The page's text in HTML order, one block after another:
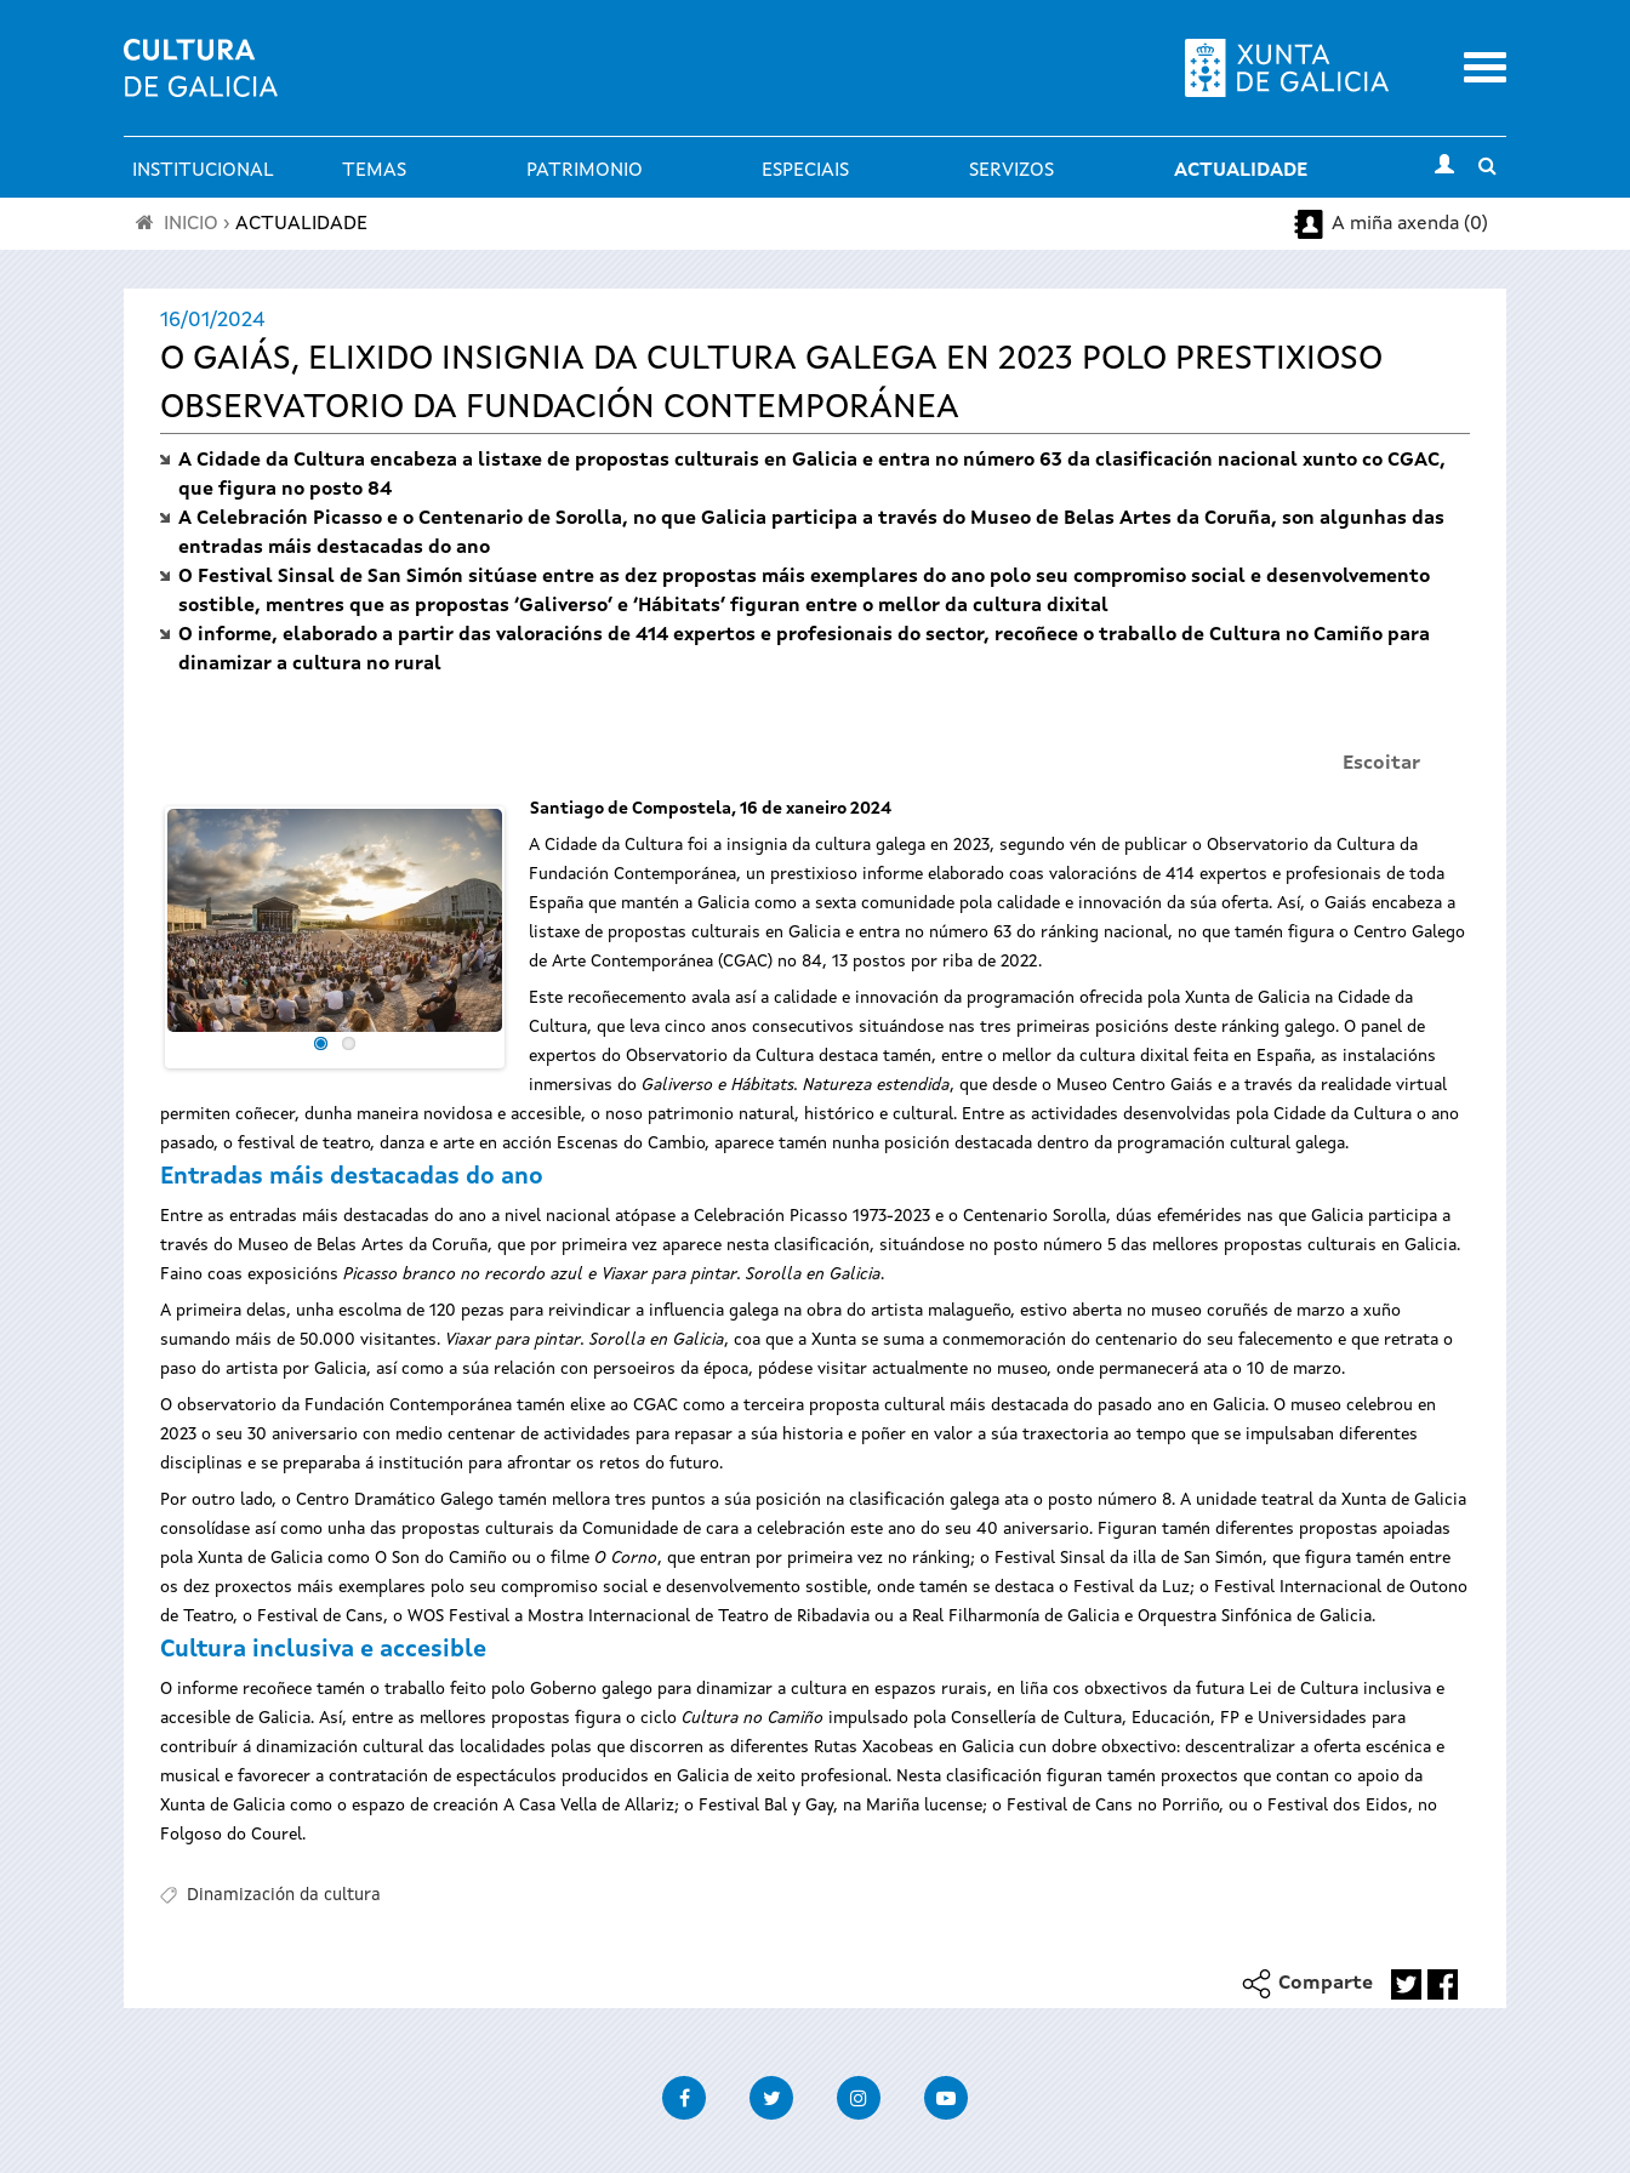
Menu
Menú
principal
INSTITUCIONAL TEMAS PATRIMONIO ESPECIAIS SERVIZOS ACTUALIDADE
search
está
INICIO › ACTUALIDADE A miña axenda (0)
16/01/2024
O GAIÁS, ELIXIDO INSIGNIA DA CULTURA GALEGA EN 2023 POLO PRESTIXIOSO
OBSERVATORIO DA FUNDACIÓN CONTEMPORÁNEA
A Cidade da Cultura encabeza a listaxe de propostas culturais en Galicia e entra no número 63 da clasificación nacional xunto co CGAC,
que figura no posto 84
A Celebración Picasso e o Centenario de Sorolla, no que Galicia participa a través do Museo de Belas Artes da Coruña, son algunhas das
entradas máis destacadas do ano
O Festival Sinsal de San Simón sitúase entre as dez propostas máis exemplares do ano polo seu compromiso social e desenvolvemento
sostible, mentres que as propostas ‘Galiverso’ e ‘Hábitats’ figuran entre o mellor da cultura dixital
O informe, elaborado a partir das valoracións de 414 expertos e profesionais do sector, recoñece o traballo de Cultura no Camiño para
dinamizar a cultura no rural
Escoitar
Santiago de Compostela, 16 de xaneiro 2024
A Cidade da Cultura foi a insignia da cultura galega en 2023, segundo vén de publicar o Observatorio da Cultura da
Fundación Contemporánea, un prestixioso informe elaborado coas valoracións de 414 expertos e profesionais de toda
España que mantén a Galicia como a sexta comunidade pola calidade e innovación da súa oferta. Así, o Gaiás encabeza a
listaxe de propostas culturais en Galicia e entra no número 63 do ránking nacional, no que tamén figura o Centro Galego
de Arte Contemporánea (CGAC) no 84, 13 postos por riba de 2022.
Este recoñecemento avala así a calidade e innovación da programación ofrecida pola Xunta de Galicia na Cidade da
Cultura, que leva cinco anos consecutivos situándose nas tres primeiras posicións deste ránking galego. O panel de
expertos do Observatorio da Cultura destaca tamén, entre o mellor da cultura dixital feita en España, as instalacións
inmersivas do Galiverso e Hábitats. Natureza estendida, que desde o Museo Centro Gaiás e a través da realidade virtual
permiten coñecer, dunha maneira novidosa e accesible, o noso patrimonio natural, histórico e cultural. Entre as actividades desenvolvidas pola Cidade da Cultura o ano
pasado, o festival de teatro, danza e arte en acción Escenas do Cambio, aparece tamén nunha posición destacada dentro da programación cultural galega.
Entradas máis destacadas do ano
Entre as entradas máis destacadas do ano a nivel nacional atópase a Celebración Picasso 1973-2023 e o Centenario Sorolla, dúas efemérides nas que Galicia participa a
través do Museo de Belas Artes da Coruña, que por primeira vez aparece nesta clasificación, situándose no posto número 5 das mellores propostas culturais en Galicia.
Faino coas exposicións Picasso branco no recordo azul e Viaxar para pintar. Sorolla en Galicia.
A primeira delas, unha escolma de 120 pezas para reivindicar a influencia galega na obra do artista malagueño, estivo aberta no museo coruñés de marzo a xuño
sumando máis de 50.000 visitantes. Viaxar para pintar. Sorolla en Galicia, coa que a Xunta se suma a conmemoración do centenario do seu falecemento e que retrata o
paso do artista por Galicia, así como a súa relación con persoeiros da época, pódese visitar actualmente no museo, onde permanecerá ata o 10 de marzo.
O observatorio da Fundación Contemporánea tamén elixe ao CGAC como a terceira proposta cultural máis destacada do pasado ano en Galicia. O museo celebrou en
2023 o seu 30 aniversario con medio centenar de actividades para repasar a súa historia e poñer en valor a súa traxectoria ao tempo que se impulsaban diferentes
disciplinas e se preparaba á institución para afrontar os retos do futuro.
Por outro lado, o Centro Dramático Galego tamén mellora tres puntos a súa posición na clasificación galega ata o posto número 8. A unidade teatral da Xunta de Galicia
consolídase así como unha das propostas culturais da Comunidade de cara a celebración este ano do seu 40 aniversario. Figuran tamén diferentes propostas apoiadas
pola Xunta de Galicia como O Son do Camiño ou o filme O Corno, que entran por primeira vez no ránking; o Festival Sinsal da illa de San Simón, que figura tamén entre
os dez proxectos máis exemplares polo seu compromiso social e desenvolvemento sostible, onde tamén se destaca o Festival da Luz; o Festival Internacional de Outono
de Teatro, o Festival de Cans, o WOS Festival a Mostra Internacional de Teatro de Ribadavia ou a Real Filharmonía de Galicia e Orquestra Sinfónica de Galicia.
Cultura inclusiva e accesible
O informe recoñece tamén o traballo feito polo Goberno galego para dinamizar a cultura en espazos rurais, en liña cos obxectivos da futura Lei de Cultura inclusiva e
accesible de Galicia. Así, entre as mellores propostas figura o ciclo Cultura no Camiño impulsado pola Consellería de Cultura, Educación, FP e Universidades para
contribuír á dinamización cultural das localidades polas que discorren as diferentes Rutas Xacobeas en Galicia cun dobre obxectivo: descentralizar a oferta escénica e
musical e favorecer a contratación de espectáculos producidos en Galicia de xeito profesional. Nesta clasificación figuran tamén proxectos que contan co apoio da
Xunta de Galicia como o espazo de creación A Casa Vella de Allariz; o Festival Bal y Gay, na Mariña lucense; o Festival de Cans no Porriño, ou o Festival dos Eidos, no
Folgoso do Courel.
Dinamización da cultura
Comparte
FacebookTwitter InstagramYoutube